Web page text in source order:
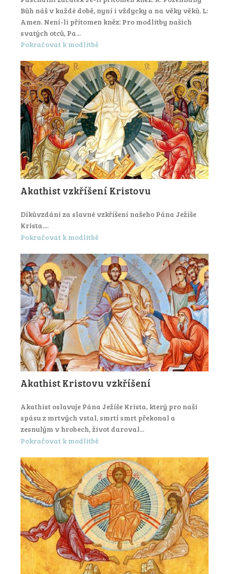
Bůh náš v každé době, nyní i vždycky a na věky věků. L:
Amen. Není-li přítomen kněz: Pro modlitby našich
svatých otců, Pa...
Pokračovat k modlitbě
Akathist vzkříšení Kristovu
Díkůvzdání za slavné vzkříšení našeho Pána Ježíše
Krista....
Pokračovat k modlitbě
Akathist Kristovu vzkříšení
Akathist oslavuje Pána Ježíše Krista, který pro naši
spásu z mrtvých vstal, smrtí smrt překonal a
zesnulým v hrobech, život daroval...
Pokračovat k modlitbě